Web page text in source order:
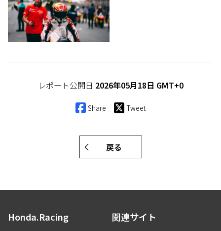
レポート公開日 2026年05月18日 GMT+0
Share Tweet
戻る
Honda.Racing 関連サイト